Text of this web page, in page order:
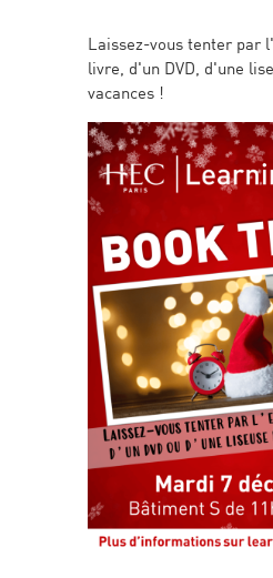
Laissez-vous tenter par
livre, d'un DVD, d'une
vacances !